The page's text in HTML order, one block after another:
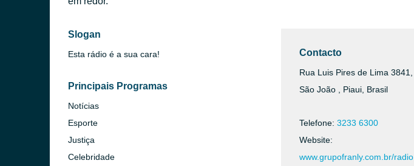
Slogan
Esta rádio é a sua cara!
Principais Programas
Notícias
Esporte
Justiça
Celebridade
Contacto
Rua Luis Pires de Lima 3841,
São João , Piaui, Brasil
Telefone: 3233 6300
Website:
www.grupofranly.com.br/radio